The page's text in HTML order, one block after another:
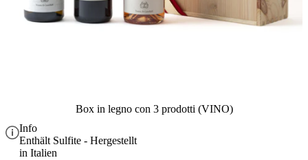
Box in legno con 3 prodotti (VINO)
Info
Enthält Sulfite - Hergestellt
in Italien